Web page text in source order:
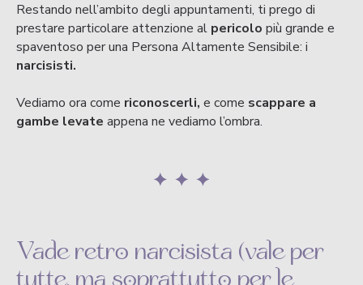
Restando nell’ambito degli appuntamenti, ti prego di
prestare particolare attenzione al pericolo più grande e
spaventoso per una Persona Altamente Sensibile: i
narcisisti.
Vediamo ora come riconoscerli, e come scappare a
gambe levate appena ne vediamo l’ombra.
Vade retro narcisista (vale per